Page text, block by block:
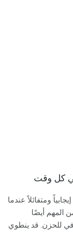
ومتفائلاً عندما
المهم أيضًا
للحزن. قد ينطوي